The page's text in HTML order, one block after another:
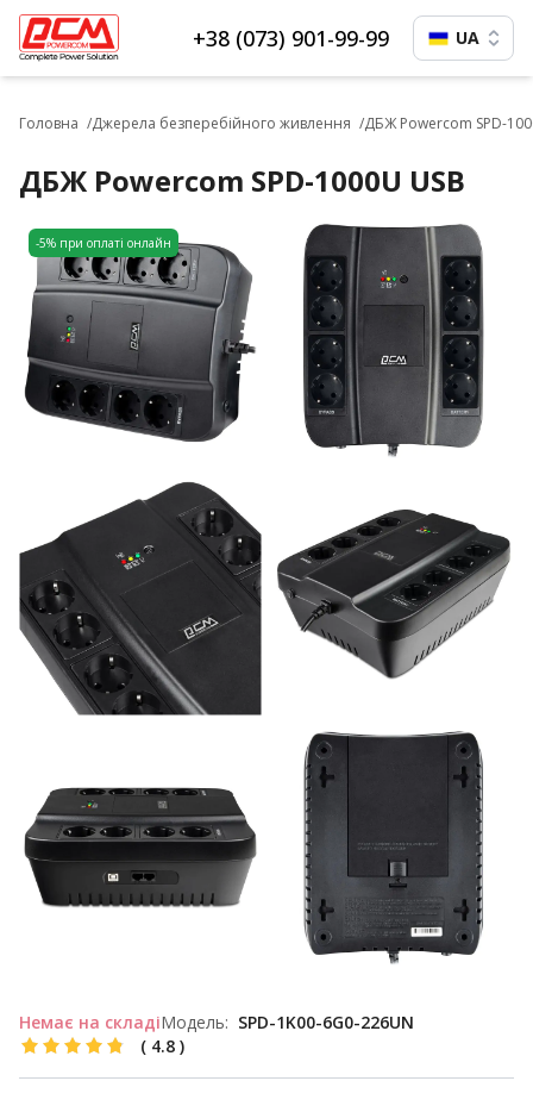
+38 (073) 901-99-99 UA
Головна Джерела безперебійного живлення ДБЖ Powercom SPD-
ДБЖ Powercom SPD-1000U USB
-5% при оплаті онлайн
Немає на складіМодель: SPD-1K00-6G0-226UN
( 4.8 )